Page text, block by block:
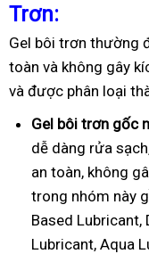
Trơn:
Gel bôi trơn thường
toàn và không gây
và được phân loại
Gel bôi trơn gốc
dễ dàng rửa
an toàn, không
trong nhóm này
Based Lubricant,
Lubricant, Aqua